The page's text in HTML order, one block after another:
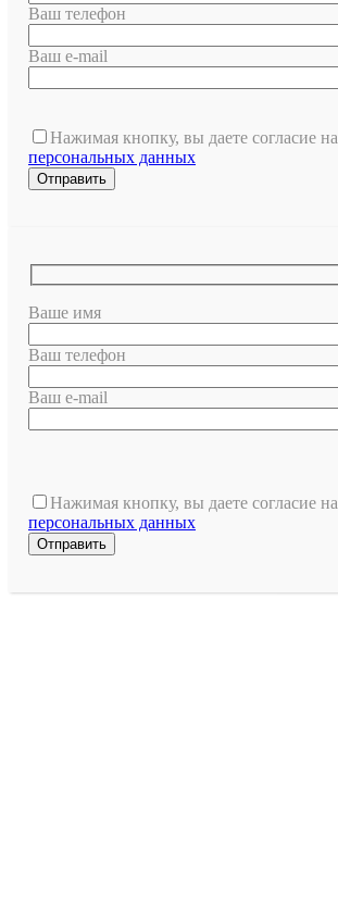
Ваш телефон
Ваш e-mail
Нажимая кнопку, вы даете согласие на
персональных данных
Ваше имя
Ваш телефон
Ваш e-mail
это
поле
пустым.
Нажимая кнопку, вы даете согласие на
персональных данных